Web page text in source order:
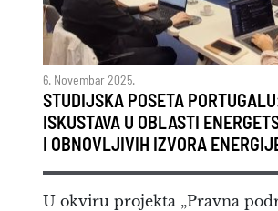
6. Novembar 2025.
STUDIJSKA POSETA
ISKUSTAVA U OBLASTI
I OBNOVLJIVIH IZVORA
U okviru projekta „Pravna